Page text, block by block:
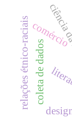
comércio
relações étnico-raciaiscoleta de dados